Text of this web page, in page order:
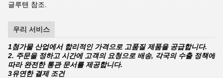
글루텐 참조.
우리 서비스
1첨가물 산업에서 합리적인 가격으로 고품질 제품을 공급합니다.
2. 주문을 정하고 시간에 고객의 요청으로 배송, 각국의 수출 정책에
따라 완전한 통관 문서를 제공합니다.
3유연한 결제 조건